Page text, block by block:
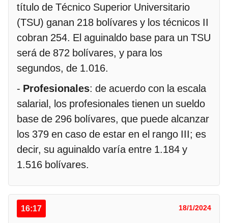
título de Técnico Superior Universitario
(TSU) ganan 218 bolívares y los técnicos II
cobran 254. El aguinaldo base para un TSU
será de 872 bolívares, y para los
segundos, de 1.016.
- Profesionales: de acuerdo con la escala
salarial, los profesionales tienen un sueldo
base de 296 bolívares, que puede alcanzar
los 379 en caso de estar en el rango III; es
decir, su aguinaldo varía entre 1.184 y
1.516 bolívares.
16:17 18/1/2024